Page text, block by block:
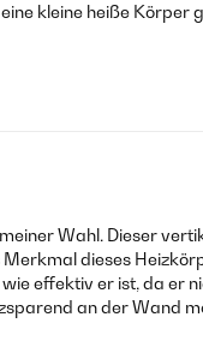
kleine heiße
Wahl. Dieser
dieses
effektiv er ist, da er
an der Wand